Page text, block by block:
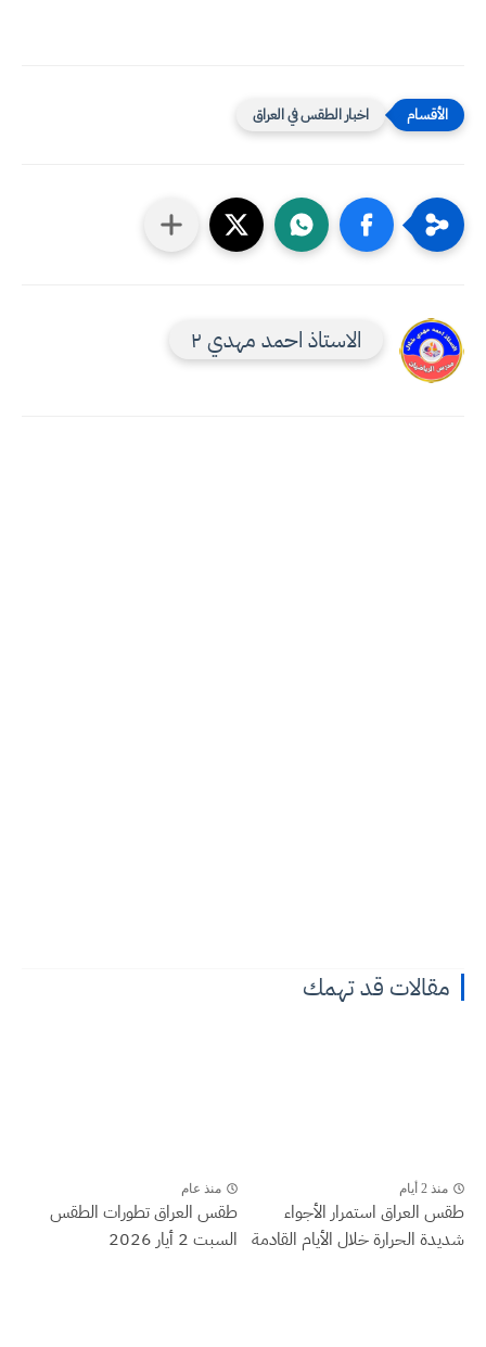
اخبار الطقس في العراق
الاستاذ احمد مهدي ٢
مقالات قد تهمك
منذ 2 أيام
طقس العراق ‏استمرار الأجواء
شديدة الحرارة خلال الأيام القادمة
منذ عام
طقس العراق تطورات الطقس
السبت 2 أيار 2026